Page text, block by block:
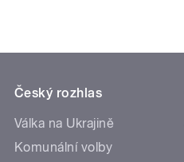
Český rozhlas
Válka na Ukrajině
Komunální volby